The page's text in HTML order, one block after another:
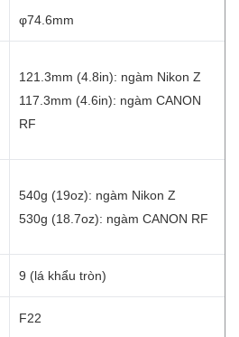
φ74.6mm
121.3mm (4.8in): ngàm Nikon Z
117.3mm (4.6in): ngàm CANON
RF
540g (19oz): ngàm Nikon Z
530g (18.7oz): ngàm CANON RF
9 (lá khẩu tròn)
F22